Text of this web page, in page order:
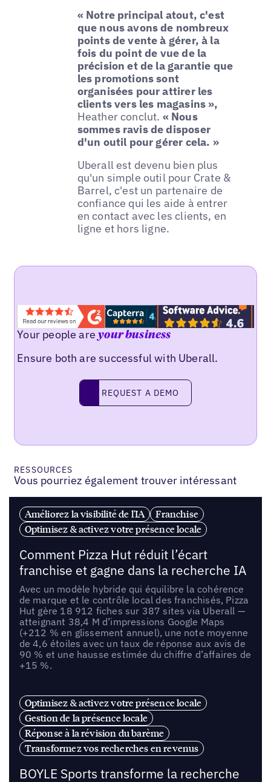
« Notre principal atout, c'est
que nous avons de nombreux
points de vente à gérer, à la
fois du point de vue de la
précision et de la garantie que
les promotions sont
organisées pour attirer les
clients vers les magasins »,
Heather conclut. « Nous
sommes ravis de disposer
d'un outil pour gérer cela. »
Uberall est devenu bien plus
qu'un simple outil pour Crate &
Barrel, c'est un partenaire de
confiance qui les aide à entrer
en contact avec les clients, en
ligne et hors ligne.
Your people areyour business
Ensure both are successful with Uberall.
request a demo
REQUEST A DEMO
RESSOURCES
Vous pourriez également trouver intéressant
Améliorez la visibilité de l'IA
Franchise
Optimisez & activez votre présence locale
Comment Pizza Hut réduit l’écart
franchise et gagne dans la recherche IA
Avec un modèle hybride qui équilibre la cohérence
de marque et le contrôle local des franchisés, Pizza
Hut gère 18 912 fiches sur 387 sites via Uberall —
atteignant 38,4 M d’impressions Google Maps
(+212 % en glissement annuel), une note moyenne
de 4,6 étoiles avec un taux de réponse aux avis de
90 % et une hausse estimée du chiffre d’affaires de
+15 %.
Optimisez & activez votre présence locale
Gestion de la présence locale
Réponse à la révision du barème
Transformez vos recherches en revenus
BOYLE Sports transforme la recherche